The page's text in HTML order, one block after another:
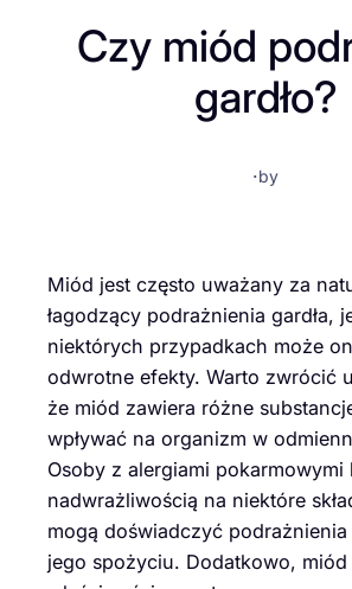
Czy miód
gardło?
·by
Miód jest często uważany za
łagodzący podrażnienia gardła,
niektórych przypadkach może
odwrotne efekty. Warto zwrócić
że miód zawiera różne
wpływać na organizm w
Osoby z alergiami pokarmowymi
nadwrażliwością na niektóre
mogą doświadczyć podrażnienia
jego spożyciu. Dodatkowo, miód